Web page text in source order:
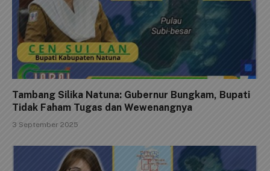
Tambang Silika Natuna: Gubernur Bungkam, Bupati
Tidak Faham Tugas dan Wewenangnya
3 September 2025